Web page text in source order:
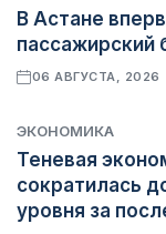
В Астане
пассажирский
06 АВГУСТА, 2026
ЭКОНОМИКА
Теневая
сократилась
уровня за